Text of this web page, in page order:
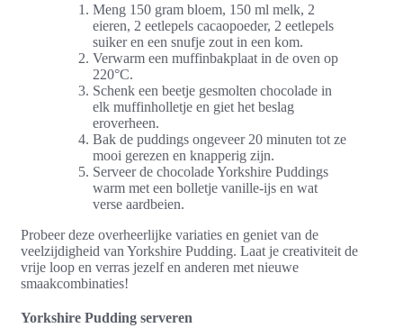
Meng 150 gram bloem, 150 ml melk, 2
eieren, 2 eetlepels cacaopoeder, 2 eetlepels
suiker en een snufje zout in een kom.
Verwarm een muffinbakplaat in de oven op
220°C.
Schenk een beetje gesmolten chocolade in
elk muffinholletje en giet het beslag
eroverheen.
Bak de puddings ongeveer 20 minuten tot ze
mooi gerezen en knapperig zijn.
Serveer de chocolade Yorkshire Puddings
warm met een bolletje vanille-ijs en wat
verse aardbeien.
Probeer deze overheerlijke variaties en geniet van de
veelzijdigheid van Yorkshire Pudding. Laat je creativiteit de
vrije loop en verras jezelf en anderen met nieuwe
smaakcombinaties!
Yorkshire Pudding serveren